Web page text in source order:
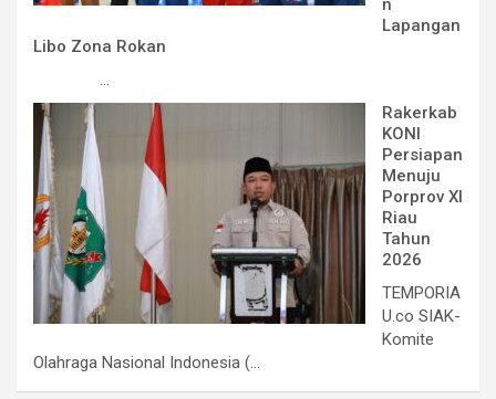
n
Lapangan
Libo Zona Rokan
...
Rakerkab
KONI
Persiapan
Menuju
Porprov XI
Riau
Tahun
2026
TEMPORIA
U.co SIAK-
Komite
Olahraga Nasional Indonesia (...